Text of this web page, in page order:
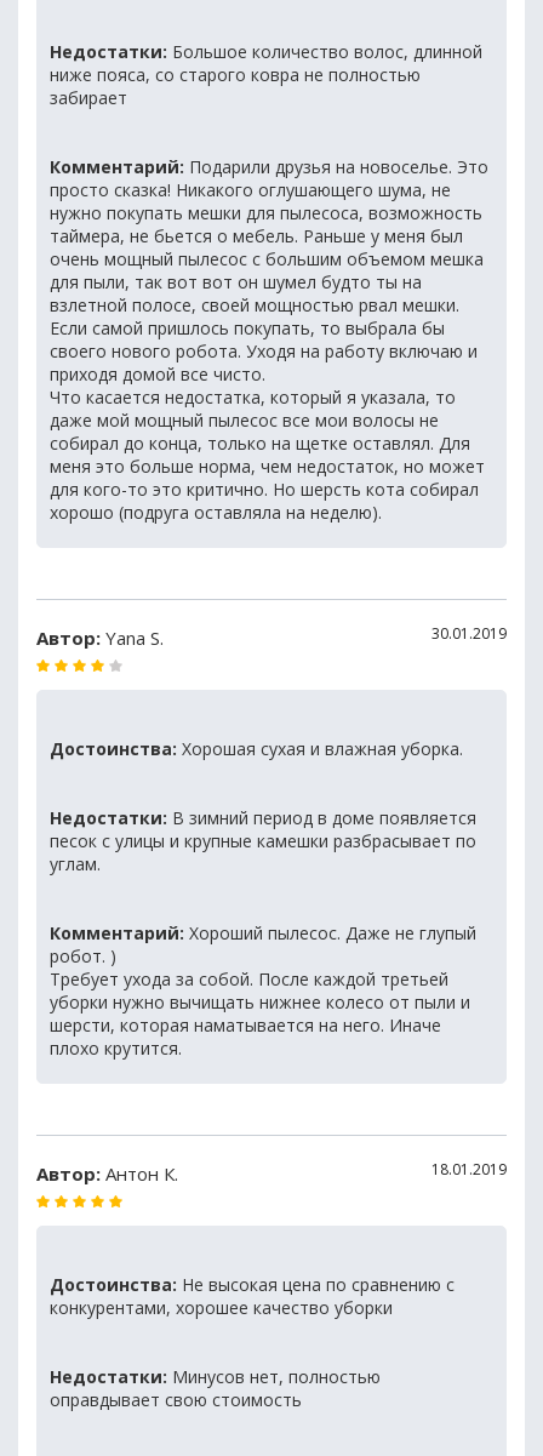
Недостатки: Большое количество волос, длинной
ниже пояса, со старого ковра не полностью
забирает
Комментарий: Подарили друзья на новоселье. Это
просто сказка! Никакого оглушающего шума, не
нужно покупать мешки для пылесоса, возможность
таймера, не бьется о мебель. Раньше у меня был
очень мощный пылесос с большим объемом мешка
для пыли, так вот вот он шумел будто ты на
взлетной полосе, своей мощностью рвал мешки.
Если самой пришлось покупать, то выбрала бы
своего нового робота. Уходя на работу включаю и
приходя домой все чисто.
Что касается недостатка, который я указала, то
даже мой мощный пылесос все мои волосы не
собирал до конца, только на щетке оставлял. Для
меня это больше норма, чем недостаток, но может
для кого-то это критично. Но шерсть кота собирал
хорошо (подруга оставляла на неделю).
Автор: Yana S. 30.01.2019
Достоинства: Хорошая сухая и влажная уборка.
Недостатки: В зимний период в доме появляется
песок с улицы и крупные камешки разбрасывает по
углам.
Комментарий: Хороший пылесос. Даже не глупый
робот. )
Требует ухода за собой. После каждой третьей
уборки нужно вычищать нижнее колесо от пыли и
шерсти, которая наматывается на него. Иначе
плохо крутится.
Автор: Антон К. 18.01.2019
Достоинства: Не высокая цена по сравнению с
конкурентами, хорошее качество уборки
Недостатки: Минусов нет, полностью
оправдывает свою стоимость